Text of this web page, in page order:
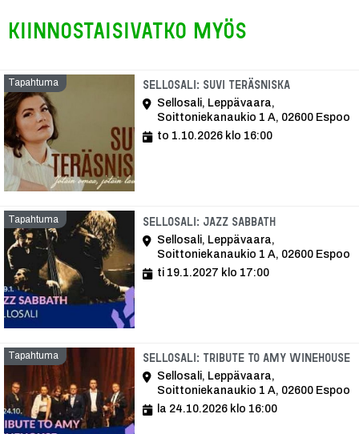
Kiinnostaisivatko myös
Tapahtuma Sellosali: Suvi TeräsniskaTapahtuma
Sellosali, Leppävaara,
Soittoniekanaukio 1 A, 02600 Espoo
to 1.10.2026 klo 16:00
Tapahtuma Sellosali: Jazz SabbathTapahtuma
Sellosali, Leppävaara,
Soittoniekanaukio 1 A, 02600 Espoo
ti 19.1.2027 klo 17:00
Tapahtuma Sellosali: Tribute to Amy Winehouse
Sellosali, Leppävaara,
Soittoniekanaukio 1 A, 02600 Espoo
la 24.10.2026 klo 16:00